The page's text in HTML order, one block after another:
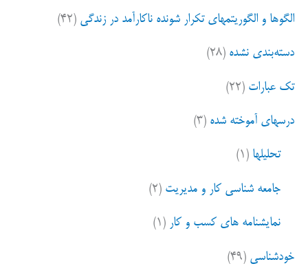
الگوها و الگوریتمهای تکرار شونده ناکارآمد در زندگی (۴۲)
دسته‌بندی نشده (۲۸)
تک عبارات (۲۲)
درسهای آموخته شده (۳)
تحلیلها (۱)
جامعه شناسی کار و مدیریت (۲)
نمایشنامه های کسب و کار (۱)
خودشناسی (۴۹)